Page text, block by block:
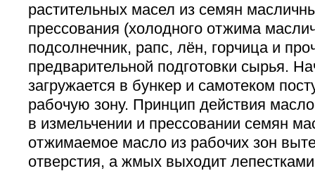
растительных масел из семян
прессования (холодного отжима
подсолнечник, рапс, лён, горчица и
предварительной подготовки сырья.
загружается в бункер и самотеком
рабочую зону. Принцип действия
в измельчении и прессовании семян
отжимаемое масло из рабочих зон
отверстия, а жмых выходит